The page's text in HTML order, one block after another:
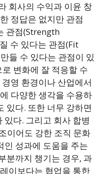
회사의 수익과 이윤 창
정답은 없지만 관점
관점(Strength
수 있다는 관점(Fit
들 수 있다는 관점이 있
변화에 잘 적응할 수
영 환경이나 산업에서
다양한 생각을 수용하
있다. 또한 너무 강하면
다. 그리고 회사 합병
이어도 강한 조직 문화
인 성과에 도움을 주는
분까지 챙기는 경우, 과
이보다는 협업을 통한